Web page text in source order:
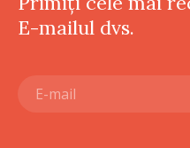
E-mailul dvs.